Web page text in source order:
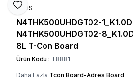
Favoriye Ekle
RoHS
N4THK500UHDGT02-1_K1.0D
N4THK500UHDGT02-
8L T-Con Board
Ürün Kodu : T8881
Daha Fazla Tcon Board-Adres Board